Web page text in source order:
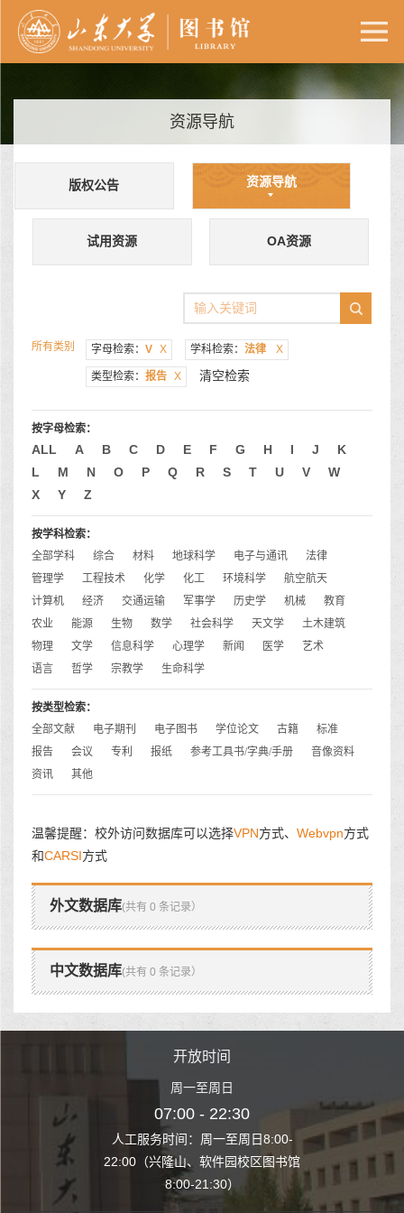
资源导航
版权公告 资源导航
试用资源 OA资源
所有类别 字母检索： V X 学科检索： 法律 X
类型检索： 报告 X 清空检索
按字母检索：
ALL A B C D E F G H I J
K
L
M N O P Q R S T U V
W
X
Y Z
按学科检索：
全部学科
综合 材料 地球科学 电子与通讯
法律
管理学
工程技术 化学 化工 环境科学
航空航天
计算机
经济 交通运输 军事学 历史学 机械
教育
农业
能源 生物 数学 社会科学 天文学
土木建筑
物理
文学 信息科学 心理学 新闻 医学
艺术
语言
哲学 宗教学 生命科学
按类型检索：
全部文献
电子期刊 电子图书 学位论文 古籍
标准
报告
会议 专利 报纸 参考工具书/字典/手册
音像资料
资讯
其他
温馨提醒：校外访问数据库可以选择VPN方式、 Webvpn方式
和CARSI方式
外文数据库(共有 0 条记录）
中文数据库(共有 0 条记录）
至周日8:00-
园校区图书馆
开放时间
周一至周日
07:00 - 22:30
人工服务时间：周一至周日8:00-
22:00（兴隆山、软件园校区图书馆
8:00-21:30）
人工服务时间
22:00（兴隆山